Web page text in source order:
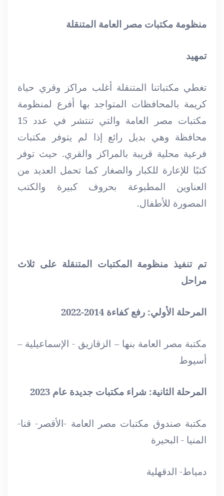
منظومة مكتبات مصر العامة المتنقلة
تمهيد
تغطي مكتباتنا المتنقلة أغلب مراكز وقري حياة
كريمة بالمحافظات المتواجد بها أفرع لمنظومة
مكتبات مصر العامة والتي تنتشر في عدد 15
محافظة وهي بديل رائع إذا لم يتوفر مكتبات
فرعية محلية قريبة بالمراكز والقري. حيث توفر
كتبًا للإعارة للكبار والصغار كما تحمل العديد من
العناوين المطبوعة بحروف كبيرة والكتب
المصورة للأطفال.
تم تنفيذ منظومة المكتبات المتنقلة على ثلاث
مراحل
المرحلة الأولي: رفع كفاءة 2014-2022
مكتبة مصر العامة بنها – الزقازيق - الإسماعيلية –
أسيوط
المرحلة الثانية: شراء مكتبات جديدة عام 2023
مكتبة صندوق مكتبات مصر العامة -الأقصر- قنا-
المنيا - البحيرة
دمياط- الدقهلية